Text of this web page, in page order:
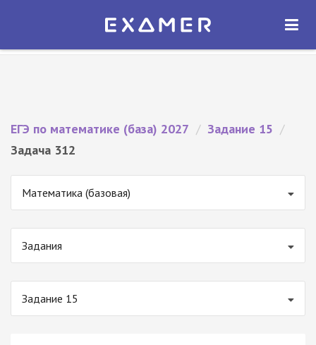
Экзамер — ЕГЭ 2027
ОТКРЫТЬ
ЕГЭ по математике (база) 2027 / Задание 15 /
Задача 312
Математика (базовая)
Задания
Задание 15